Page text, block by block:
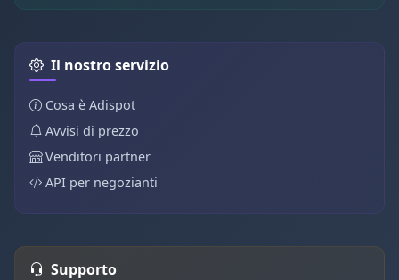
Il nostro servizio
Cosa è Adispot
Avvisi di prezzo
Venditori partner
API per negozianti
Supporto